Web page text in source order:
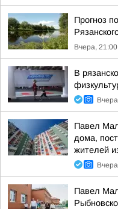
Прогноз
Вчера, 21:00
В
Павел
дома,
жителей
Павел